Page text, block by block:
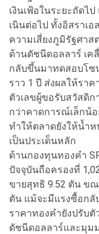
เงินเฟ้อในระยะถัดไ
เนินต่อไป ทั้งอิสราเ
ความเสี่ยงภูมิรัฐศา
ด้านดัชนีดอลลาร์ เค
กลับขึ้นมาทดสอบโซ
ราว 1 ปี ส่งผลให้รา
ตัวเลขผู้ขอรับสวัสดิก
กว่าคาดการณ์เล็กน้อ
ทําให้ตลาดยังให้นํ้าห
เป็นประเด็นหลัก
ด้านกองทุนทองคํา
ปัจจุบันถือครองที่
ขายสุทธิ 9.52 ตัน ข
ตัน แม้จะมีแรงซื้อก
ราคาทองคํายังปรับ
ดัชนีดอลลาร์และมุม